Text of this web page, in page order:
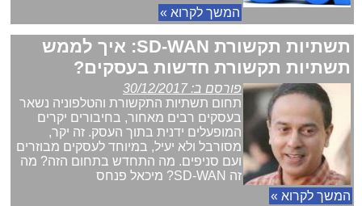
המשך לקרוא »
תשתיות תקשורת SD-WAN: איך לממש
תשתיות תקשורת חדשות בעסקים?
פורסם ב: 30/12/2017
תחום תשתיות התקשורת והטלפוניה נשאר
בעסקים רבים מאחור, בחיבורים יקרים
המופעלים ידנית בתוך העסק. זה יקר,
מסורבל ולא יעיל, במיוחד לעסקים מבוזרים
ועם סניפים. מה התחדש בתחום הזה? מה
זה SD-WAN? מיכאל פנחס
המשך לקרוא »